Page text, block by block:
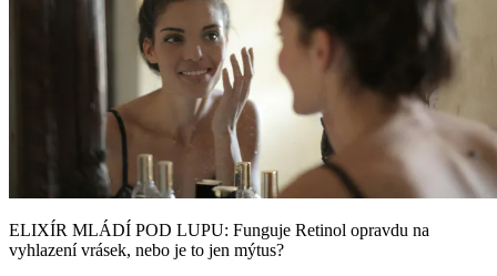
ELIXÍR MLÁDÍ POD LUPU: Funguje Retinol opravdu na
vyhlazení vrásek, nebo je to jen mýtus?